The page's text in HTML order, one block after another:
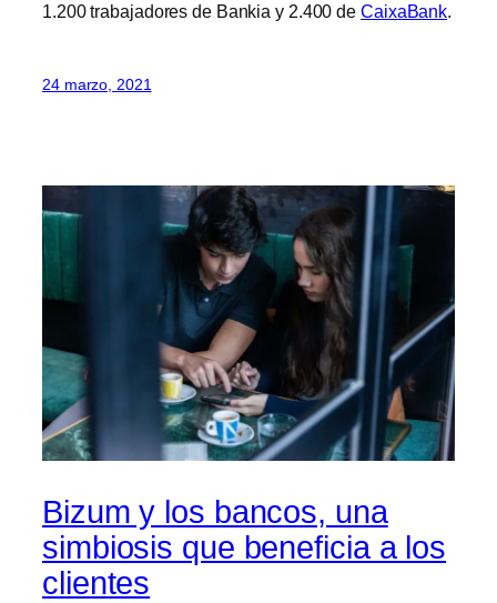
1.200 trabajadores de Bankia y 2.400 de CaixaBank.
24 marzo, 2021
Bizum y los bancos, una
simbiosis que beneficia a los
clientes